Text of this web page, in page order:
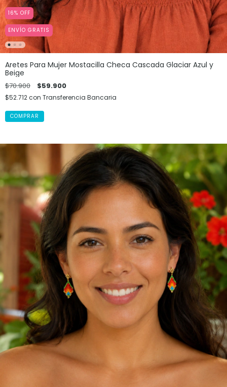
16% OFF
ENVÍO GRATIS
Aretes Para Mujer Mostacilla Checa Cascada Glaciar Azul y
Beige
$70.900 $59.900
$52.712con Transferencia Bancaria